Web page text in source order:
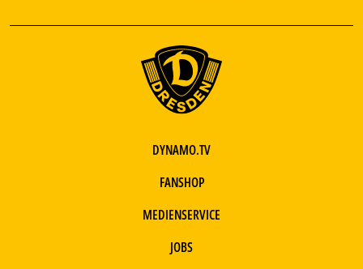
DYNAMO.TV
FANSHOP
MEDIENSERVICE
JOBS